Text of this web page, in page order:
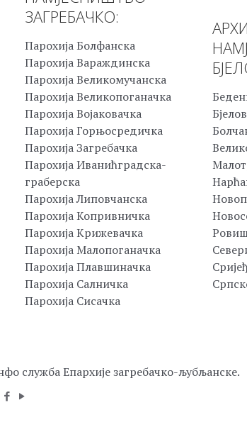
ЗАГРЕБАЧКО:
Парохија Болфанска
Парохија Вараждинска
Парохија Великомучанска
Парохија Великопоганачка
Парохија Војаковачка
Парохија Горњосредичка
Парохија Загребачка
Парохија Иванићградска-
граберска
Парохија Липовчанска
Парохија Копривничка
Парохија Крижевачка
Парохија Малопоганачка
Парохија Плавшиначка
Парохија Салничка
Парохија Сисачка
служба Епархије загребачко-љубљанске.